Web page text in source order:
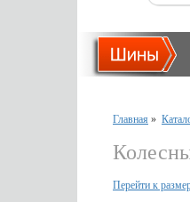
Главная »
Перейти к